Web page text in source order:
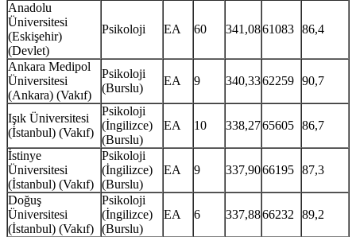
Anadolu
Üniversitesi
(Eskişehir)
(Devlet)
Psikoloji EA 60 341,0861083 86,4
Ankara Medipol
Üniversitesi
(Ankara) (Vakıf)
Psikoloji
(Burslu)
EA 9 340,3362259 90,7
Işık Üniversitesi
(İstanbul) (Vakıf)
Psikoloji
(İngilizce)
(Burslu)
EA 10 338,2765605 86,7
İstinye
Üniversitesi
(İstanbul) (Vakıf)
Psikoloji
(İngilizce)
(Burslu)
EA 9 337,9066195 87,3
Doğuş
Üniversitesi
(İstanbul) (Vakıf)
Psikoloji
(İngilizce)
(Burslu)
EA 6 337,8866232 89,2